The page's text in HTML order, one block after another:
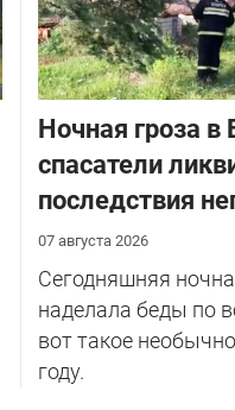
Ночная гроза в
спасатели
последствия
07 августа 2026
Сегодняшняя
наделала беды по
вот такое
году.